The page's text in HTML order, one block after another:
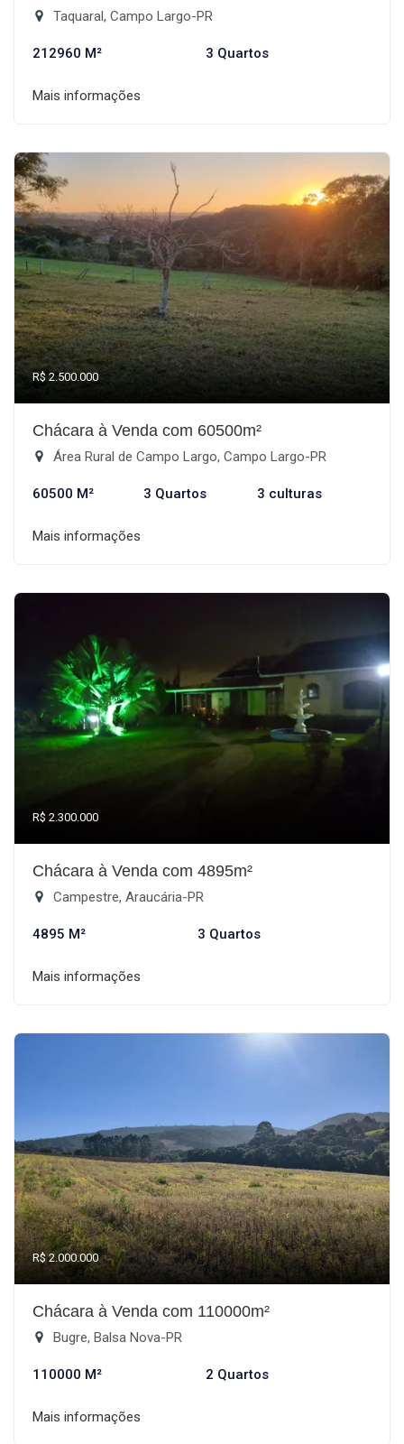
Taquaral, Campo Largo-PR
212960 M² 3 Quartos
Mais informações
R$ 2.500.000
Chácara à Venda com 60500m²
Área Rural de Campo Largo, Campo Largo-PR
60500 M² 3 Quartos 3 culturas
Mais informações
R$ 2.300.000
Chácara à Venda com 4895m²
Campestre, Araucária-PR
4895 M² 3 Quartos
Mais informações
R$ 2.000.000
Chácara à Venda com 110000m²
Bugre, Balsa Nova-PR
110000 M² 2 Quartos
Mais informações